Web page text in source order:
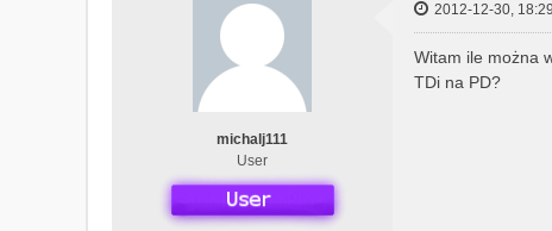
michalj111
User
2012-12-30, 18:29
Witam ile można
TDi na PD?